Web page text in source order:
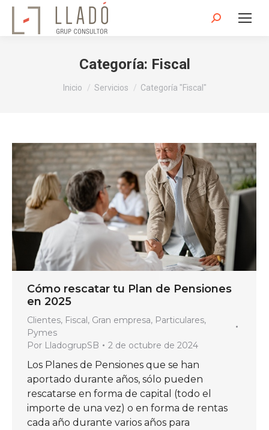
Buscar:
Categoría: Fiscal
Estás aquí:
Inicio Servicios Categoría "Fiscal"
Cómo rescatar tu Plan de Pensiones
en 2025
Clientes, Fiscal, Gran empresa, Particulares,
Pymes
Por LladogrupSB 2 de octubre de 2024
Los Planes de Pensiones que se han
aportado durante años, sólo pueden
rescatarse en forma de capital (todo el
importe de una vez) o en forma de rentas
cada año durante varios años para